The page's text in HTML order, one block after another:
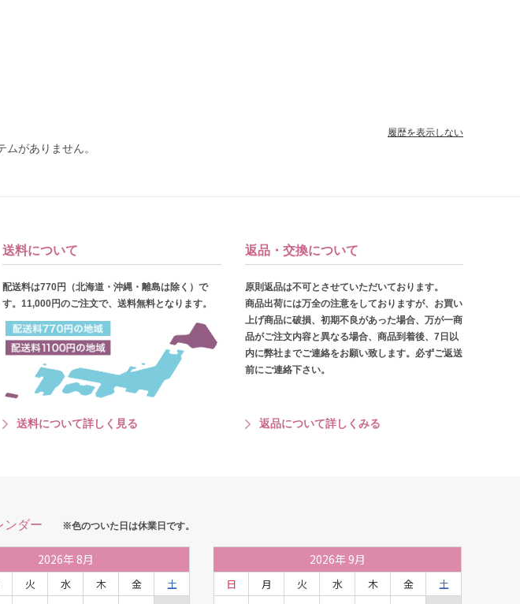
がありません。
履歴を表示しない
送料について
配送料は770円（北海道・沖縄・離島は除く）で
す。11,000円のご注文で、送料無料となります。
送料について詳しく見る
返品・交換について
原則返品は不可とさせていただいております。
商品出荷には万全の注意をしておりますが、お買い
上げ商品に破損、初期不良があった場合、万が一商
品がご注文内容と異なる場合、商品到着後、7日以
内に弊社までご連絡をお願い致します。必ずご返送
前にご連絡下さい。
返品について詳しくみる
ンダー ※色のついた日は休業日です。
2026年 8月
火 水 木 金
土
2026年 9月
日 月 火 水 木 金
土